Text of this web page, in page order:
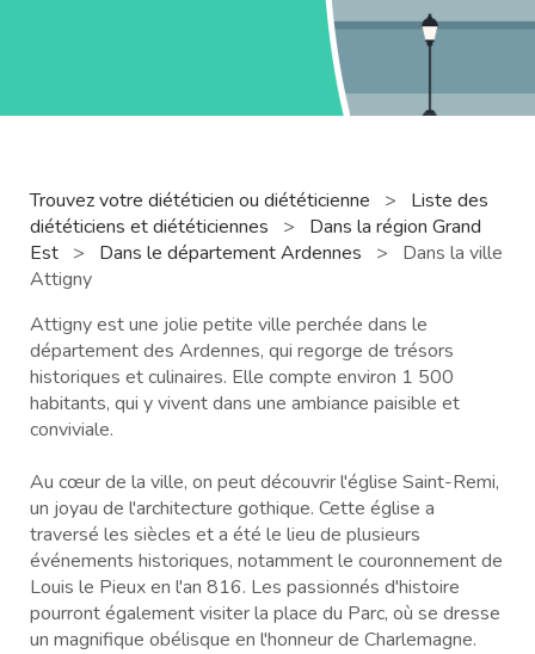
Trouvez votre diététicien ou diététicienne >
Liste des
diététiciens et diététiciennes
>
Dans la région Grand
Est > Dans le département Ardennes >
Dans la ville
Attigny
Attigny est une jolie petite ville perchée dans le
département des Ardennes, qui regorge de trésors
historiques et culinaires. Elle compte environ 1 500
habitants, qui y vivent dans une ambiance paisible et
conviviale.
Au cœur de la ville, on peut découvrir l'église Saint-Remi,
un joyau de l'architecture gothique. Cette église a
traversé les siècles et a été le lieu de plusieurs
événements historiques, notamment le couronnement de
Louis le Pieux en l'an 816. Les passionnés d'histoire
pourront également visiter la place du Parc, où se dresse
un magnifique obélisque en l'honneur de Charlemagne.